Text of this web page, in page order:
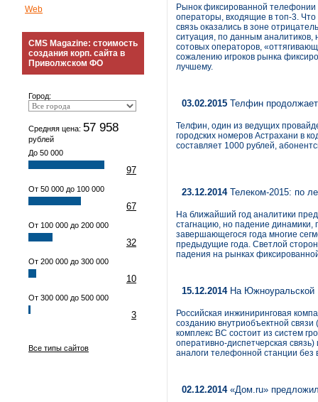
Web
CMS Magazine: стоимость
создания корп. сайта в
Приволжском ФО
Город:
Средняя цена: 57 958
рублей
До 50 000
97
От 50 000 до 100 000
67
От 100 000 до 200 000
32
От 200 000 до 300 000
10
От 300 000 до 500 000
3
Все типы сайтов
Рынок фиксированной телефонии
операторы, входящие в топ-3. Что
связь оказались в зоне
ситуация, по данным аналитиков,
сотовых операторов,
сожалению игроков рынка
лучшему.
03.02.2015 Телфин
Телфин, один из ведущих
городских номеров Астрахани в
составляет 1000 рублей,
23.12.2014Телеком-2015: по
На ближайший год аналитики
стагнацию, но падение динамики,
завершающегося года многие
предыдущие года. Светлой
падения на рынках
15.12.2014На Южноуральской
Российская инжиниринговая
созданию внутриобъектной
комплекс ВС состоит из систем
оперативно-диспетчерская
аналоги телефонной станции
02.12.2014«Дом.ru» предложил